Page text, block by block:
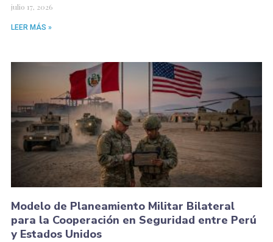
julio 17, 2026
LEER MÁS »
Modelo de Planeamiento Militar Bilateral
para la Cooperación en Seguridad entre Perú
y Estados Unidos